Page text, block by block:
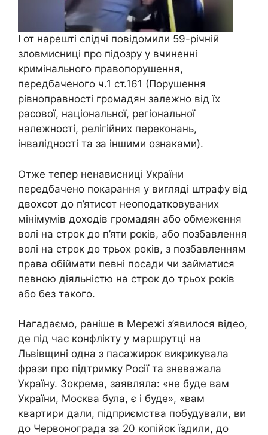
І от нарешті слідчі повідомили 59-річній
зловмисниці про підозру у вчиненні
кримінального правопорушення,
передбаченого ч.1 ст.161 (Порушення
рівноправності громадян залежно від їх
расової, національної, регіональної
належності, релігійних переконань,
інвалідності та за іншими ознаками).
Отже тепер ненависниці України
передбачено покарання у вигляді штрафу від
двохсот до п’ятисот неоподатковуваних
мінімумів доходів громадян або обмеження
волі на строк до п’яти років, або позбавлення
волі на строк до трьох років, з позбавленням
права обіймати певні посади чи займатися
певною діяльністю на строк до трьох років
або без такого.
Нагадаємо, раніше в Мережі з’явилося відео,
де під час конфлікту у маршрутці на
Львівщині одна з пасажирок викрикувала
фрази про підтримку Росії та зневажала
Україну. Зокрема, заявляла: «не буде вам
України, Москва була, є і буде», «вам
квартири дали, підприємства побудували, ви
до Червонограда за 20 копійок їздили, до